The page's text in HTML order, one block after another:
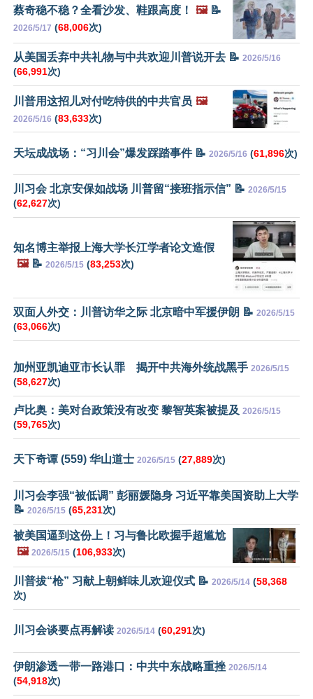
蔡奇稳不稳？全看沙发、鞋跟高度！ 🖼️📝
2026/5/17 (68,006次)
从美国丢弃中共礼物与中共欢迎川普说开去 📝 2026/5/16
(66,991次)
川普用这招儿对付吃特供的中共官员 🖼️
2026/5/16 (83,633次)
天坛成战场：“习川会”爆发踩踏事件 📝 2026/5/16 (61,896次)
川习会 北京安保如战场 川普留“接班指示信” 📝 2026/5/15
(62,627次)
知名博主举报上海大学长江学者论文造假
🖼️📝 2026/5/15 (83,253次)
双面人外交：川普访华之际 北京暗中军援伊朗 📝 2026/5/15
(63,066次)
加州亚凯迪亚市长认罪 揭开中共海外统战黑手 2026/5/15
(58,627次)
卢比奥：美对台政策没有改变 黎智英案被提及 2026/5/15
(59,765次)
天下奇谭 (559) 华山道士 2026/5/15 (27,889次)
川习会李强“被低调” 彭丽媛隐身 习近平靠美国资助上大学
📝 2026/5/15 (65,231次)
被美国逼到这份上！习与鲁比欧握手超尴尬
🖼️ 2026/5/15 (106,933次)
川普拔“枪” 习献上朝鲜味儿欢迎仪式 📝 2026/5/14 (58,368
次)
川习会谈要点再解读 2026/5/14 (60,291次)
伊朗渗透一带一路港口：中共中东战略重挫 2026/5/14
(54,918次)